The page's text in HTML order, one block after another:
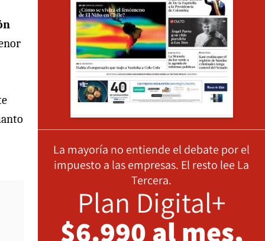
La mayoría no entiende el debate por el
impuesto a las empresas. El resto lee La
Tercera.
Plan Digital+
$6.990 al mes,